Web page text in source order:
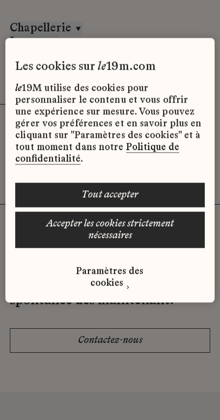
Chapellerie
Lesage
Désolé, il semble qu’il n’y ait pas
d’offres d’emploi disponibles pour le
moment.
Vous n'avez pas trouvé d'offre
qui correspond à votre profil ?
Envoyez-nous votre candidature
spontanée dès maintenant.
Contactez-nous
les cookies surle19m.com
le19M utilise des cookies pour
personnaliser le contenu et vous offrir
une expérience sur mesure. Vous pouvez
gérer vos préférences et en savoir plus en
cliquant sur "Paramètres des cookies" et à
tout moment dans notre Politique de
confidentialité.
accepter les cookies strictement
nécessaires
tout accepter
Paramètres des
cookies